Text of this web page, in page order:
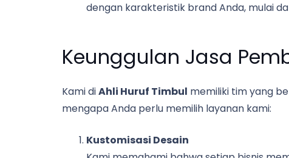
dengan karakteristik brand Anda, mulai
Keunggulan Jasa
Kami diAhli Huruf Timbul memiliki tim yang
mengapa Anda perlu memilih layanan kami:
Kustomisasi Desain